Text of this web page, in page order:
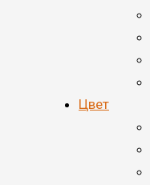
Цвет